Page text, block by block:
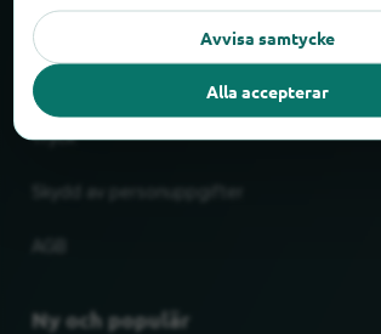
Rättslig
Tryck
Ny och populär
Avvisa samtycke
Alla accepterar